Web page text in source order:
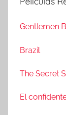
a
:Gentlemen
Brazil
The Secret
El